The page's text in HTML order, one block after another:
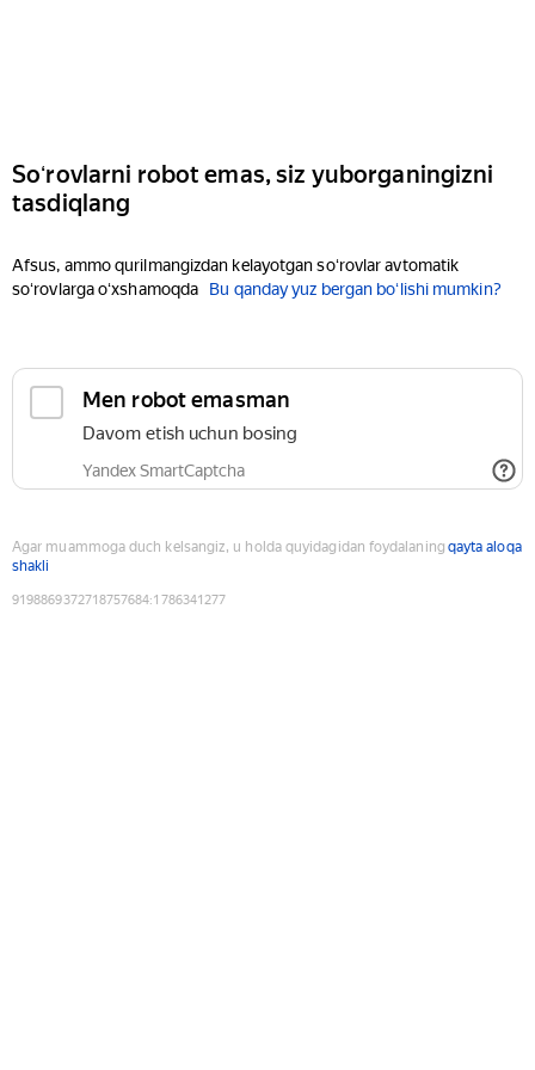
Soʻrovlarni robot emas, siz yuborganingizni
tasdiqlang
Afsus, ammo qurilmangizdan kelayotgan soʻrovlar avtomatik
soʻrovlarga oʻxshamoqda
Bu qanday yuz bergan boʻlishi mumkin?
Men robot emasman
Davom etish uchun bosing
Yandex SmartCaptcha
Agar muammoga duch kelsangiz, u holda quyidagidan foydalaning qayta aloqa
shakli
9198869372718757684:1786341277